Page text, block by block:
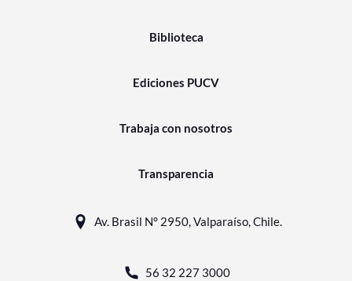
Biblioteca
Ediciones PUCV
Trabaja con nosotros
Transparencia
Av. Brasil N° 2950, Valparaíso, Chile.
56 32 227 3000